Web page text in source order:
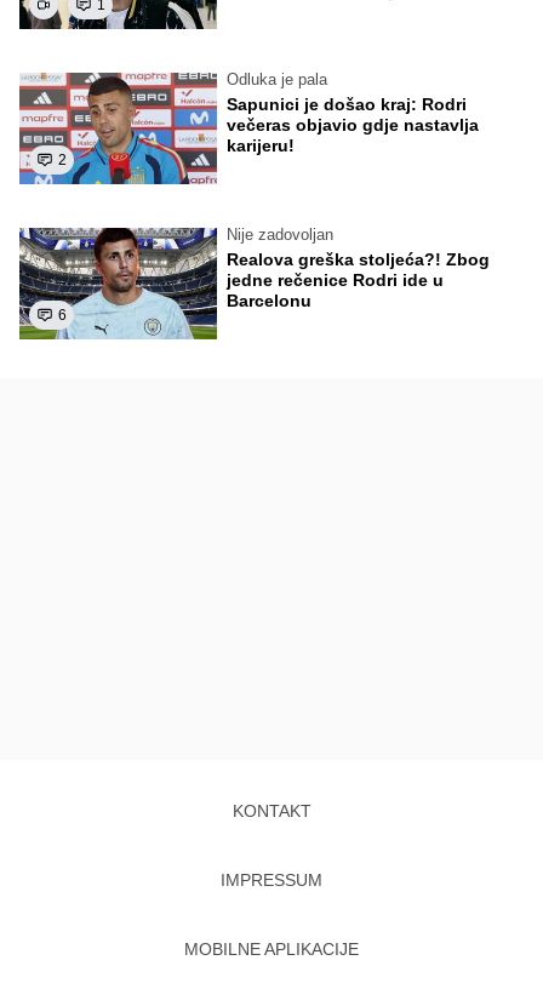
1
2
Odluka je pala
Sapunici je došao kraj: Rodri
večeras objavio gdje nastavlja
karijeru!
6
Nije zadovoljan
Realova greška stoljeća?! Zbog
jedne rečenice Rodri ide u
Barcelonu
KONTAKT
IMPRESSUM
MOBILNE APLIKACIJE